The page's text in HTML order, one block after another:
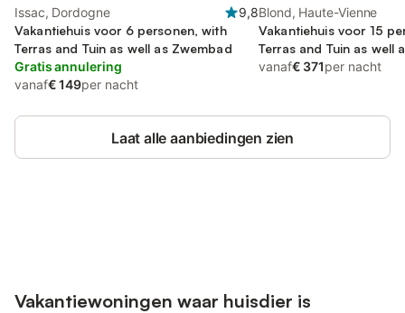
Issac, Dordogne
9,8
Vakantiehuis voor 6 personen, with
Terras and Tuin as well as Zwembad
Gratis annulering
vanaf€ 149per nacht
Blond, Haute-Vienne
Vakantiehuis voor 15
Terras and Tuin as well
vanaf€ 371per nacht
Laat alle aanbiedingen zien
Vakantiewoningen waar huisdier is